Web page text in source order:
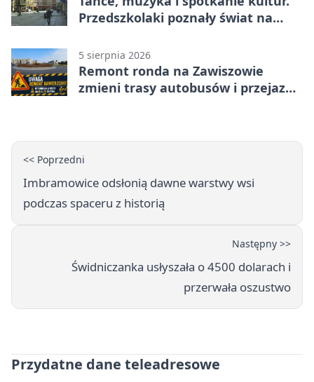
Przedszkolaki poznały świat na
5 sierpnia 2026
Remont ronda na Zawiszowie
zmieni trasy autobusów i przejazd
<< Poprzedni
Imbramowice odsłonią dawne warstwy wsi
podczas spaceru z historią
Następny >>
Świdniczanka usłyszała o 4500 dolarach i
przerwała oszustwo
Przydatne dane teleadresowe